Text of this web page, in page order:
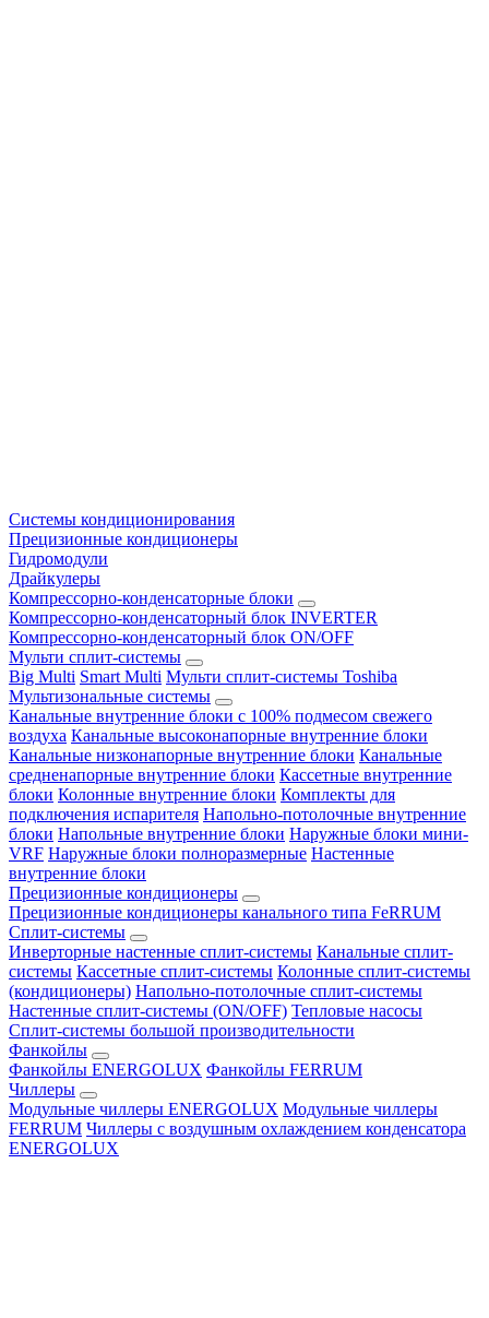
Системы кондиционирования
Прецизионные кондиционеры
Гидромодули
Драйкулеры
Компрессорно-конденсаторные блоки
Компрессорно-конденсаторный блок INVERTER
Компрессорно-конденсаторный блок ON/OFF
Мульти сплит-системы
Big Multi Smart Multi Мульти сплит-системы Toshiba
Мультизональные системы
Канальные внутренние блоки с 100% подмесом свежего
воздуха Канальные высоконапорные внутренние блоки
Канальные низконапорные внутренние блоки Канальные
средненапорные внутренние блоки Кассетные внутренние
блоки Колонные внутренние блоки Комплекты для
подключения испарителя Напольно-потолочные внутренние
блоки Напольные внутренние блоки Наружные блоки мини-
VRF Наружные блоки полноразмерные Настенные
внутренние блоки
Прецизионные кондиционеры
Прецизионные кондиционеры канального типа FeRRUM
Сплит-системы
Инверторные настенные сплит-системы Канальные сплит-
системы Кассетные сплит-системы Колонные сплит-системы
(кондиционеры) Напольно-потолочные сплит-системы
Настенные сплит-системы (ON/OFF) Тепловые насосы
Сплит-системы большой производительности
Фанкойлы
Фанкойлы ENERGOLUX Фанкойлы FERRUM
Чиллеры
Модульные чиллеры ENERGOLUX Модульные чиллеры
FERRUM Чиллеры с воздушным охлаждением конденсатора
ENERGOLUX